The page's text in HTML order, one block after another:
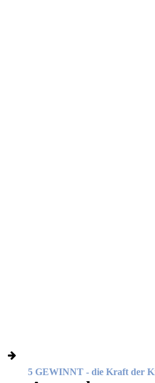
5 GEWINNT - die Kraft der